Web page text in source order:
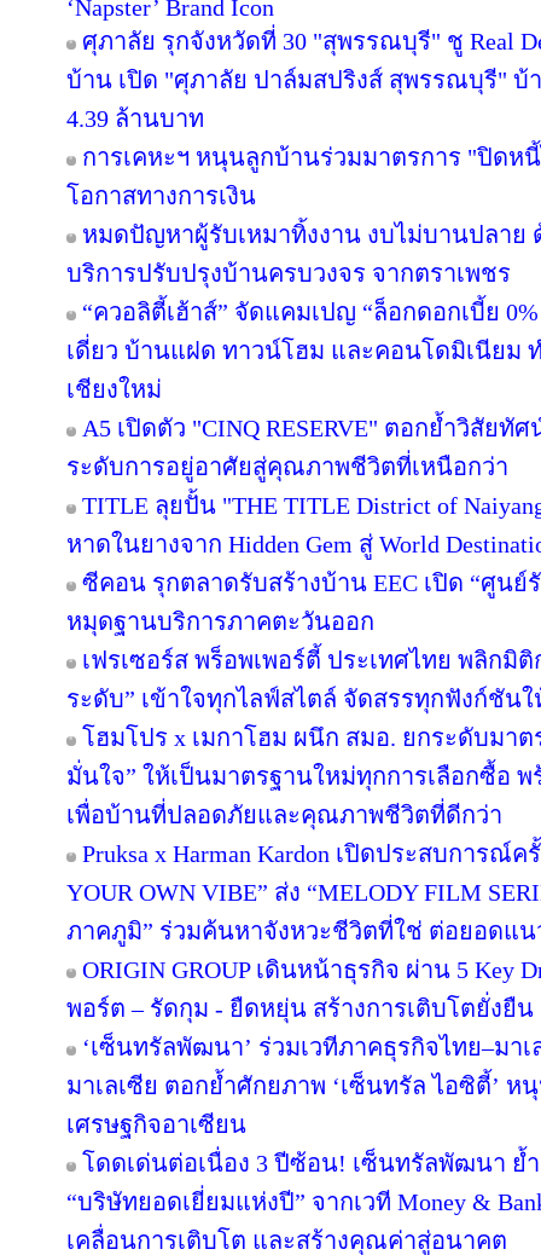
‘Napster’ Brand Icon
ศุภาลัย รุกจังหวัดที่ 30 "สุพรรณบุรี" ชู Real
บ้าน เปิด "ศุภาลัย ปาล์มสปริงส์ สุพรรณบุรี" บ้
4.39 ล้านบาท
การเคหะฯ หนุนลูกบ้านร่วมมาตรการ "ปิดห
โอกาสทางการเงิน
หมดปัญหาผู้รับเหมาทิ้งงาน งบไม่บานปลาย ด้
บริการปรับปรุงบ้านครบวงจร จากตราเพชร
“ควอลิตี้เฮ้าส์” จัดแคมเปญ “ล็อกดอกเบี้ย
เดี่ยว บ้านแฝด ทาวน์โฮม และคอนโดมิเนียม
เชียงใหม่
A5 เปิดตัว "CINQ RESERVE" ตอกย้ำวิสัยทัศ
ระดับการอยู่อาศัยสู่คุณภาพชีวิตที่เหนือกว่า
TITLE ลุยปั้น "THE TITLE District of
หาดในยางจาก Hidden Gem สู่ World
ซีคอน รุกตลาดรับสร้างบ้าน EEC เปิด “ศูน
หมุดฐานบริการภาคตะวันออก
เฟรเซอร์ส พร็อพเพอร์ตี้ ประเทศไทย พลิกมิ
ระดับ” เข้าใจทุกไลฟ์สไตล์ จัดสรรทุกฟังก์ชัน
โฮมโปร x เมกาโฮม ผนึก สมอ. ยกระดับมา
มั่นใจ” ให้เป็นมาตรฐานใหม่ทุกการเลือกซื้อ
เพื่อบ้านที่ปลอดภัยและคุณภาพชีวิตที่ดีกว่า
Pruksa x Harman Kardon เปิดประสบการณ์
YOUR OWN VIBE” ส่ง “MELODY FILM
ภาคภูมิ” ร่วมค้นหาจังหวะชีวิตที่ใช่ ต่อยอดแน
ORIGIN GROUP เดินหน้าธุรกิจ ผ่าน 5 Key
พอร์ต – รัดกุม - ยืดหยุ่น สร้างการเติบโตยั่งยื
‘เซ็นทรัลพัฒนา’ ร่วมเวทีภาคธุรกิจไทย–มา
มาเลเซีย ตอกย้ำศักยภาพ ‘เซ็นทรัล ไอซิตี้’
เศรษฐกิจอาเซียน
โดดเด่นต่อเนื่อง 3 ปีซ้อน! เซ็นทรัลพัฒนา ย้ำ
“บริษัทยอดเยี่ยมแห่งปี” จากเวที Money &
เคลื่อนการเติบโต และสร้างคุณค่าสู่อนาคต